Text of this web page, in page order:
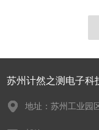
苏州计然之测电子科
地址：苏州工业园